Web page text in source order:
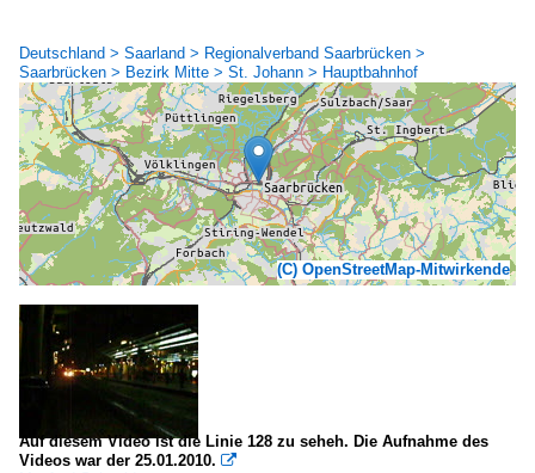
Deutschland > Saarland > Regionalverband Saarbrücken >
Saarbrücken > Bezirk Mitte > St. Johann > Hauptbahnhof
(C) OpenStreetMap-Mitwirkende
Auf diesem Video ist die Linie 128 zu seheh. Die Aufnahme des
Videos war der 25.01.2010. 